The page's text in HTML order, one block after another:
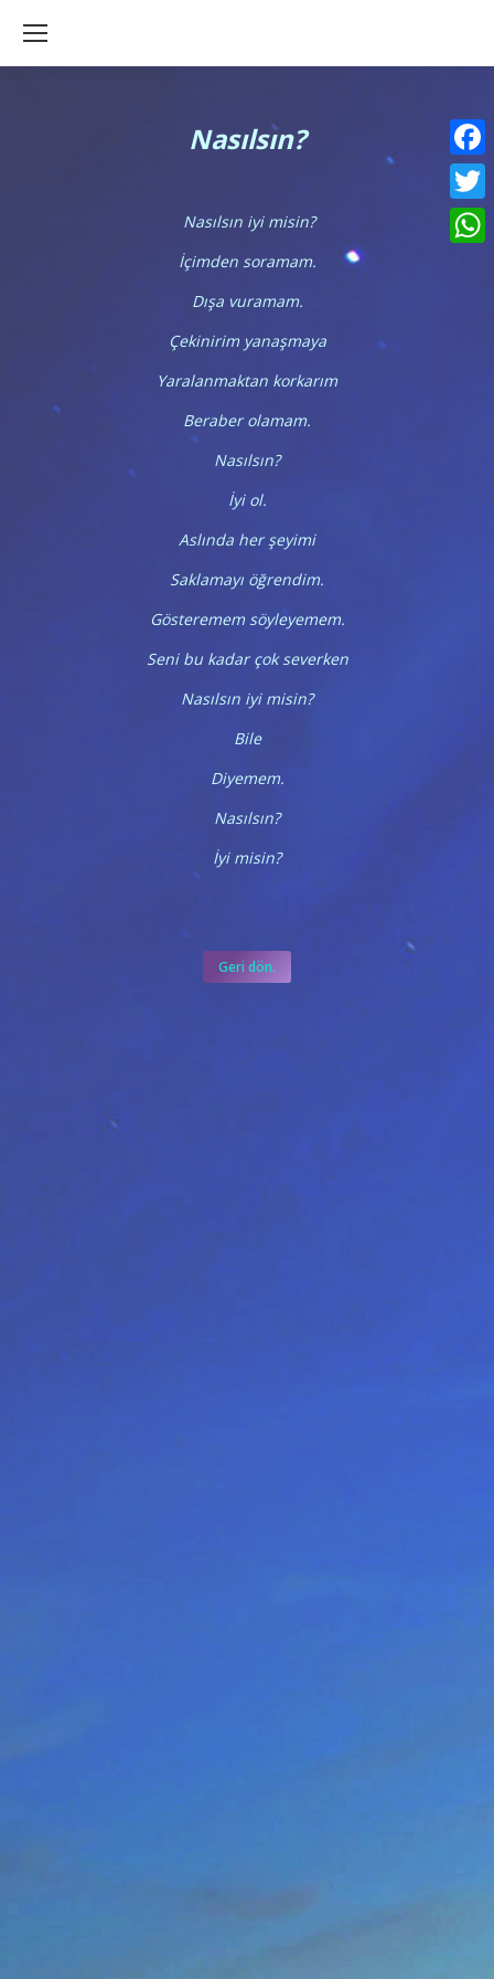
Nasılsın?
Nasılsın iyi misin?
İçimden soramam.
Dışa vuramam.
Çekinirim yanaşmaya
Yaralanmaktan korkarım
Beraber olamam.
Nasılsın?
İyi ol.
Aslında her şeyimi
Saklamayı öğrendim.
Gösteremem söyleyemem.
Seni bu kadar çok severken
Nasılsın iyi misin?
Bile
Diyemem.
Nasılsın?
İyi misin?
Geri dön.